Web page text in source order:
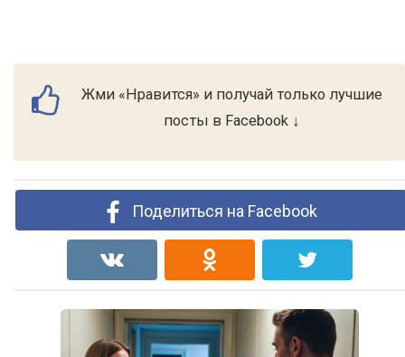
Жми «Нравится» и получай только лучшие
посты в Facebook ↓
Поделиться на Facebook